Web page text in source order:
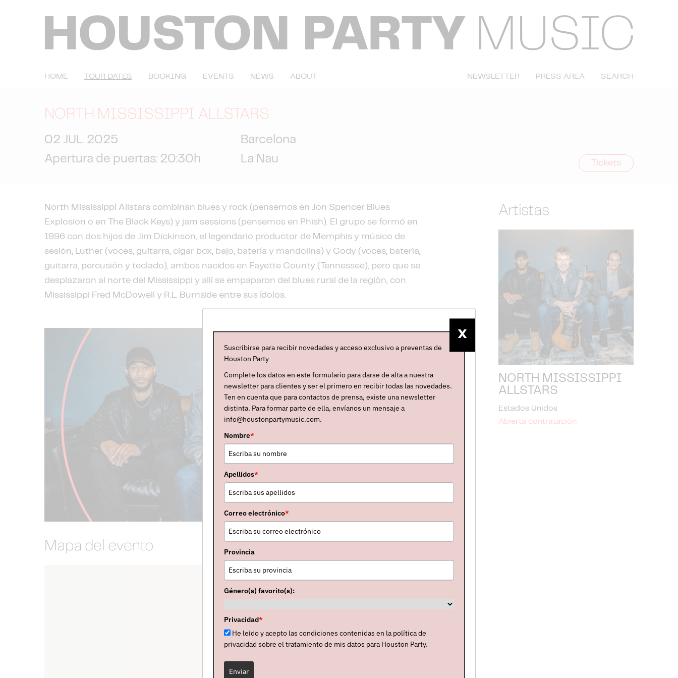
HOME TOUR DATES BOOKING EVENTS NEWS ABOUT NEWSLETTER PRESS AREA SEARCH
NORTH MISSISSIPPI ALLSTARS
02 JUL. 2025
Apertura de puertas: 20:30h
Barcelona
La Nau
Tickets
North Mississippi Allstars combinan blues y rock (pensemos en Jon Spencer Blues
Explosion o en The Black Keys) y jam sessions (pensemos en Phish). El grupo se formó en
1996 con dos hijos de Jim Dickinson, el legendario productor de Memphis y músico de
sesión, Luther (voces, guitarra, cigar box, bajo, batería y mandolina) y Cody (voces, batería,
guitarra, percusión y teclado), ambos nacidos en Fayette County (Tennessee), pero que se
desplazaron al norte del Mississippi y allí se empaparon del blues rural de la región, con
Mississippi Fred McDowell y R.L. Burnside entre sus ídolos.
Mapa del evento
Artistas
NORTH MISSISSIPPI
ALLSTARS
Estados Unidos
Abierta contratación
X
Suscribirse para recibir novedades y acceso exclusivo a preventas de
Houston Party
Complete los datos en este formulario para darse de alta a nuestra
newsletter para clientes y ser el primero en recibir todas las novedades.
Ten en cuenta que para contactos de prensa, existe una newsletter
distinta. Para formar parte de ella, envíanos un mensaje a
info@houstonpartymusic.com.
Nombre*
Apellidos*
Correo electrónico*
Provincia
Género(s) favorito(s):
Privacidad*
He leído y acepto las condiciones contenidas en la política de
privacidad sobre el tratamiento de mis datos para Houston Party.
Enviar